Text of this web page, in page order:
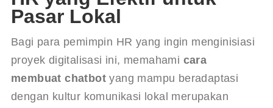
Pasar Lokal
Bagi para pemimpin HR yang ingin menginisiasi
proyek digitalisasi ini, memahami cara
membuat chatbot yang mampu beradaptasi
dengan kultur komunikasi lokal merupakan